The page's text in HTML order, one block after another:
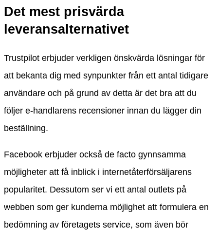
Det mest prisvärda
leveransalternativet
Trustpilot erbjuder verkligen önskvärda lösningar för
att bekanta dig med synpunkter från ett antal tidigare
användare och på grund av detta är det bra att du
följer e-handlarens recensioner innan du lägger din
beställning.
Facebook erbjuder också de facto gynnsamma
möjligheter att få inblick i internetåterförsäljarens
popularitet. Dessutom ser vi ett antal outlets på
webben som ger kunderna möjlighet att formulera en
bedömning av företagets service, som även bör